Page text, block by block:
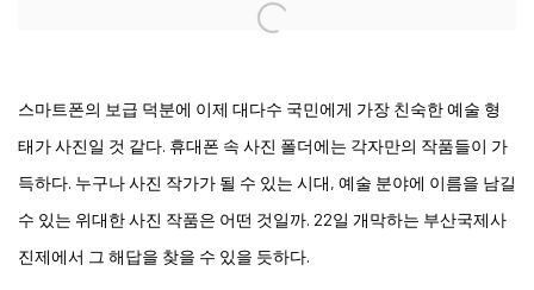
Open a larger version of the following image in a popup:
스마트폰의 보급 덕분에 이제 대다수 국민에게 가장 친숙한 예술 형
태가 사진일 것 같다. 휴대폰 속 사진 폴더에는 각자만의 작품들이 가
득하다. 누구나 사진 작가가 될 수 있는 시대, 예술 분야에 이름을 남길
수 있는 위대한 사진 작품은 어떤 것일까. 22일 개막하는 부산국제사
진제에서 그 해답을 찾을 수 있을 듯하다.